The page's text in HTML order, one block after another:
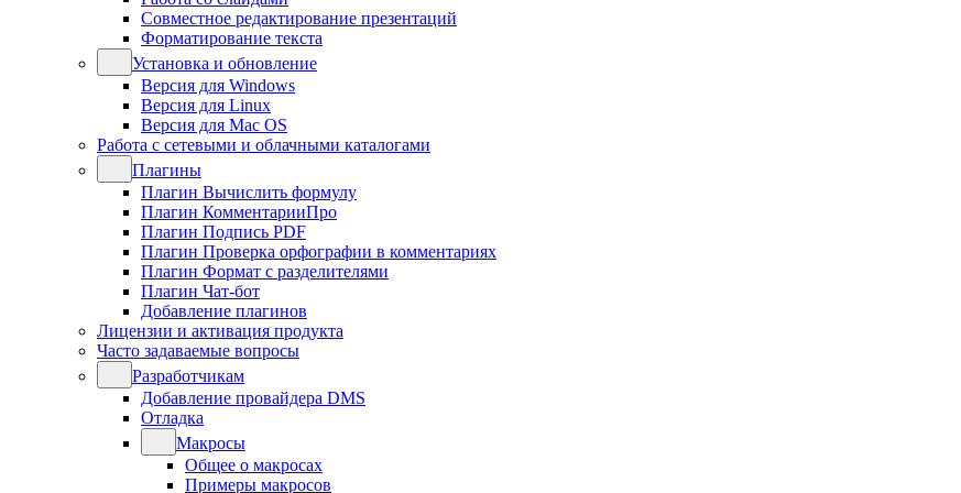
Совместное редактирование презентаций
Форматирование текста
Установка и обновление
Версия для Windows
Версия для Linux
Версия для Mac OS
Работа с сетевыми и облачными каталогами
Плагины
Плагин Вычислить формулу
Плагин КомментарииПро
Плагин Подпись PDF
Плагин Проверка орфографии в комментариях
Плагин Формат с разделителями
Плагин Чат-бот
Добавление плагинов
Лицензии и активация продукта
Часто задаваемые вопросы
Разработчикам
Добавление провайдера DMS
Отладка
Макросы
Общее о макросах
Примеры макросов